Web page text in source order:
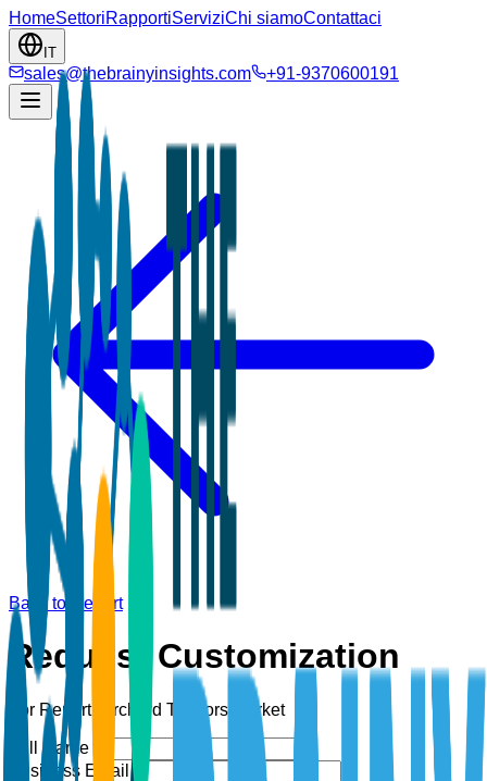
HomeSettoriRapportiServiziChi siamoContattaci
IT
sales@thebrainyinsights.com +91-9370600191
Back to Report
Request Customization
For Report: Orchard Tractors Market
Full Name *
Business Email *